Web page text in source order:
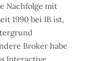
Nachfolge mit
1990 bei IB ist,
Broker habe
Interactive